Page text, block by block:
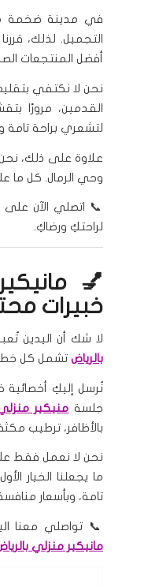
في مدينة ضخمة
التجميل. لذلك،
أفضل المنتجعات
نحن لا نكتفي
القدمين، مرورًا
لتشعري براحة تامة
علاوة على ذلك،
وحي الرمال. كل ما
📞 اتصلي الآن على 0551416363 واحجزي موعدك لجلسة
لراحتكِ ورضاكِ.
💅
خبيرات
لا شك أن اليدين
بالرياضتشمل كل
جلسة منيكير
بالأظافر، ترطيب
نحن لا نعمل فقط
ما يجعلنا الخيار
تامة، وبأسعار
📞 تواصلي معنا اليوم على 0551416363
مانيكير منزلي